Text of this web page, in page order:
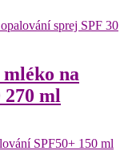
na
270 ml